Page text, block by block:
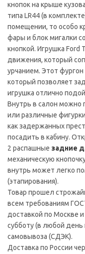
кнопок на крыше
типа LR44 (в
помещении, то особо
фары и блок мигалки
кнопкой. Игрушка Ford
движения, который
урчанием. Этот
который позволяет
игрушка отлично
Внутрь в салон можно
или различные
как задержанных
посадить в кабину.
2 распашные задние
механическую
внутрь может легко
(этапирования).
Товар прошел
всем требованиям
доставкой по Москве
субботу (в любой
самовывоза (СДЭК).
Доставка по России